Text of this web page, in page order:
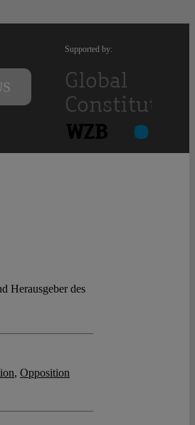
Supported by:
Herausgeber des
, Opposition